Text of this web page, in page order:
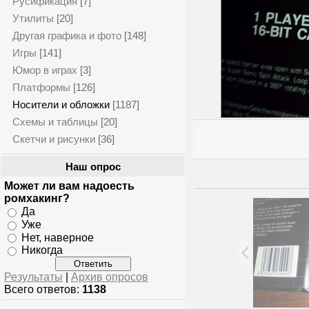
Утилиты [20]
Другая графика и фото [148]
Игры [141]
Юмор в играх [3]
Платформы [126]
Носители и обложки [1187]
Схемы и таблицы [20]
Скетчи и рисунки [36]
Наш опрос
Может ли вам надоесть
ромхакинг?
Да
Уже
Нет, наверное
Никогда
Результаты
Архив опросов
Всего ответов: 1138